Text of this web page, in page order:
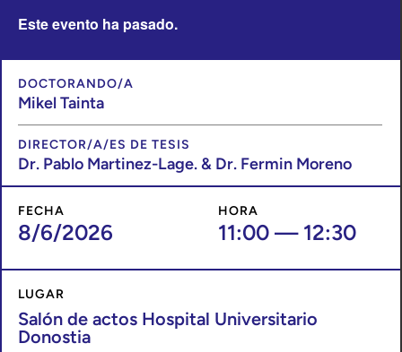
Este evento ha pasado.
DOCTORANDO/A
Mikel Tainta
DIRECTOR/A/ES DE TESIS
Dr. Pablo Martinez-Lage. & Dr. Fermin Moreno
FECHA
8/6/2026
HORA
11:00 — 12:30
LUGAR
Salón de actos Hospital Universitario
Donostia